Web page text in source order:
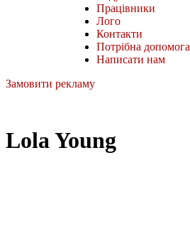
Працівники
Лого
Контакти
Потрібна допомога
Написати нам
Замовити рекламу
Lola Young